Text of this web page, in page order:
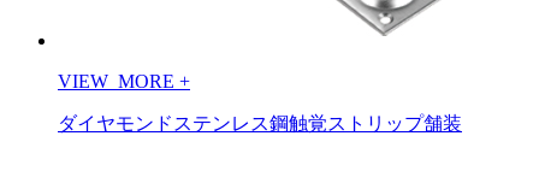
VIEW_MORE +
ダイヤモンドステンレス鋼触覚ストリップ舗装